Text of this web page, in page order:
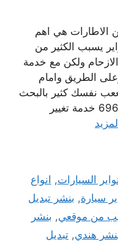
الاطارات هي اهم
يسبب الكثير من
ولكن مع خدمة
الطريق وامام
نفسك كثير بالبحث
فقط اتصل بنا على رقم 69622745 خدمة تغيير
السيارات, انواع
سيارة, بنشر تبديل
من موقعي, بنشر
هندي, تبديل